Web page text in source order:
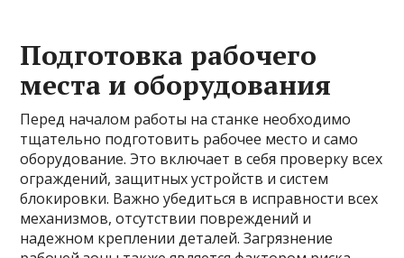
Подготовка рабочего
места и оборудования
Перед началом работы на станке необходимо
тщательно подготовить рабочее место и само
оборудование. Это включает в себя проверку всех
ограждений, защитных устройств и систем
блокировки. Важно убедиться в исправности всех
механизмов, отсутствии повреждений и
надежном креплении деталей. Загрязнение